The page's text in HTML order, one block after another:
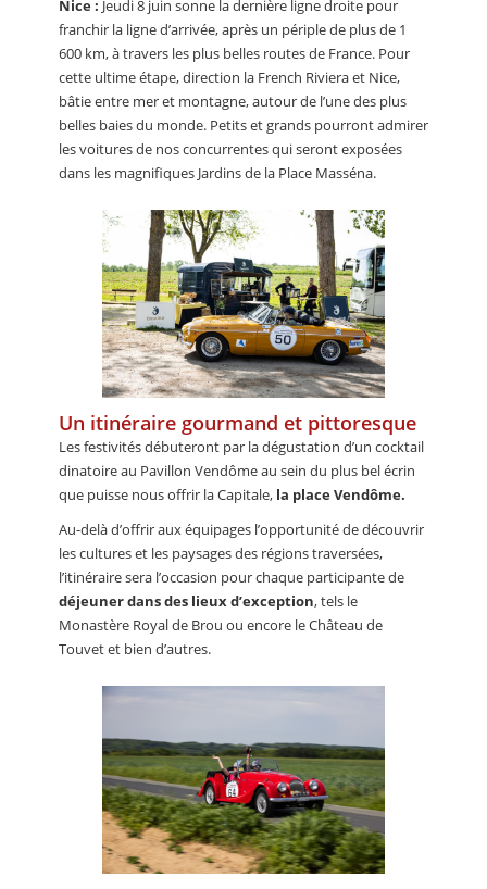
Nice : Jeudi 8 juin sonne la dernière ligne droite pour
franchir la ligne d’arrivée, après un périple de plus de 1
600 km, à travers les plus belles routes de France. Pour
cette ultime étape, direction la French Riviera et Nice,
bâtie entre mer et montagne, autour de l’une des plus
belles baies du monde. Petits et grands pourront admirer
les voitures de nos concurrentes qui seront exposées
dans les magnifiques Jardins de la Place Masséna.
Un itinéraire gourmand et pittoresque
Les festivités débuteront par la dégustation d’un cocktail
dinatoire au Pavillon Vendôme au sein du plus bel écrin
que puisse nous offrir la Capitale, la place Vendôme.
Au-delà d’offrir aux équipages l’opportunité de découvrir
les cultures et les paysages des régions traversées,
l’itinéraire sera l’occasion pour chaque participante de
déjeuner dans des lieux d’exception, tels le
Monastère Royal de Brou ou encore le Château de
Touvet et bien d’autres.